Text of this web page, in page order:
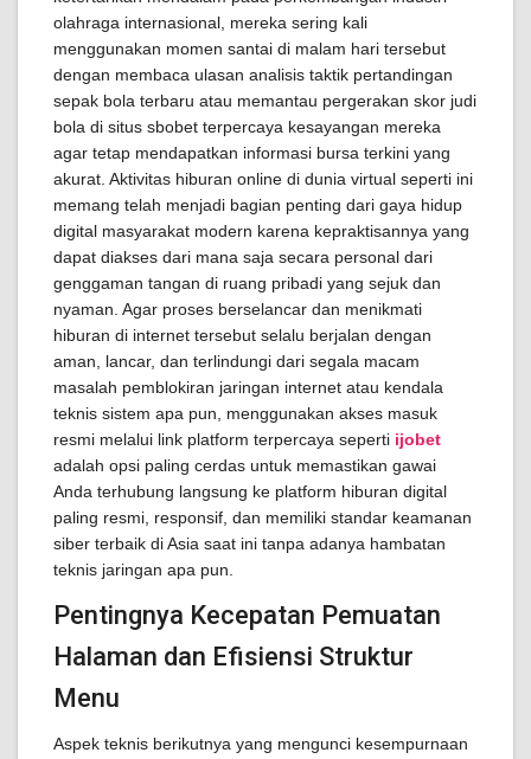
olahraga internasional, mereka sering kali
menggunakan momen santai di malam hari tersebut
dengan membaca ulasan analisis taktik pertandingan
sepak bola terbaru atau memantau pergerakan skor judi
bola di situs sbobet terpercaya kesayangan mereka
agar tetap mendapatkan informasi bursa terkini yang
akurat. Aktivitas hiburan online di dunia virtual seperti ini
memang telah menjadi bagian penting dari gaya hidup
digital masyarakat modern karena kepraktisannya yang
dapat diakses dari mana saja secara personal dari
genggaman tangan di ruang pribadi yang sejuk dan
nyaman. Agar proses berselancar dan menikmati
hiburan di internet tersebut selalu berjalan dengan
aman, lancar, dan terlindungi dari segala macam
masalah pemblokiran jaringan internet atau kendala
teknis sistem apa pun, menggunakan akses masuk
resmi melalui link platform terpercaya seperti ijobet
adalah opsi paling cerdas untuk memastikan gawai
Anda terhubung langsung ke platform hiburan digital
paling resmi, responsif, dan memiliki standar keamanan
siber terbaik di Asia saat ini tanpa adanya hambatan
teknis jaringan apa pun.
Pentingnya Kecepatan Pemuatan
Halaman dan Efisiensi Struktur
Menu
Aspek teknis berikutnya yang mengunci kesempurnaan